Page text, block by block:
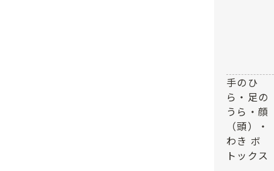
手のひ
ら・足の
うら・顔
（頭）・
わき ボ
トックス